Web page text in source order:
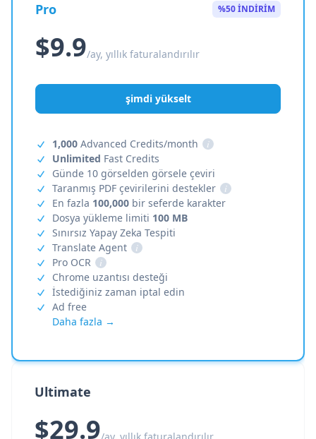
Pro %50 İNDİRİM
$9.9/ay, yıllık faturalandırılır
şimdi yükselt
1,000 Advanced Credits/month
i
Unlimited Fast Credits
Günde 10 görselden görsele çeviri
Taranmış PDF çevirilerini destekler
i
En fazla 100,000 bir seferde karakter
Dosya yükleme limiti 100 MB
Sınırsız Yapay Zeka Tespiti
Translate Agent
i
Pro OCR
i
Chrome uzantısı desteği
İstediğiniz zaman iptal edin
Ad free
Daha fazla →
Ultimate
$29.9